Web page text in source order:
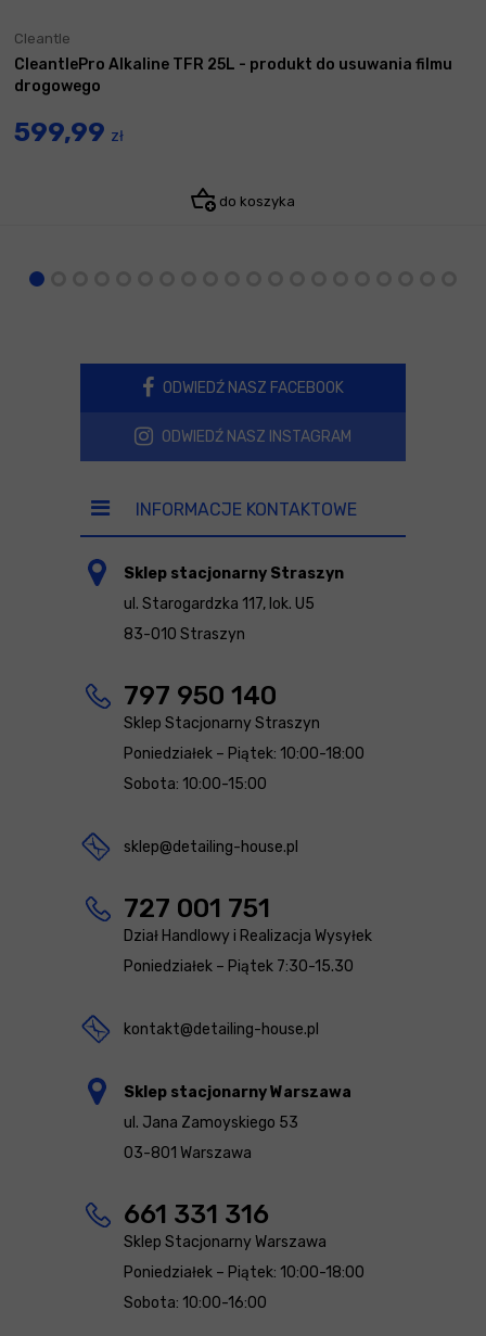
Cleantle
CleantlePro Alkaline TFR 25L - produkt do usuwania filmu
drogowego
599,99 zł
do koszyka
ODWIEDŹ NASZ FACEBOOK
ODWIEDŹ NASZ INSTAGRAM
INFORMACJE KONTAKTOWE
Sklep stacjonarny Straszyn
ul. Starogardzka 117, lok. U5
83-010 Straszyn
797 950 140
Sklep Stacjonarny Straszyn
Poniedziałek – Piątek: 10:00-18:00
Sobota: 10:00-15:00
sklep@detailing-house.pl
727 001 751
Dział Handlowy i Realizacja Wysyłek
Poniedziałek – Piątek 7:30-15.30
kontakt@detailing-house.pl
Sklep stacjonarny Warszawa
ul. Jana Zamoyskiego 53
03-801 Warszawa
661 331 316
Sklep Stacjonarny Warszawa
Poniedziałek – Piątek: 10:00-18:00
Sobota: 10:00-16:00